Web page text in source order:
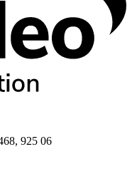
925 06